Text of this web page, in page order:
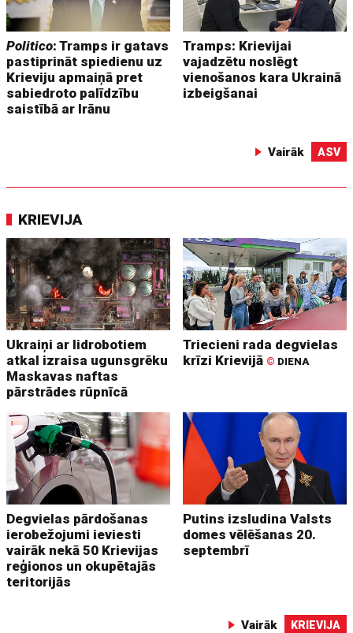
Politico: Tramps ir gatavs
pastiprināt spiedienu uz
Krieviju apmaiņā pret
sabiedroto palīdzību
saistībā ar Irānu
Tramps: Krievijai
vajadzētu noslēgt
vienošanos kara Ukrainā
izbeigšanai
Vairāk ASV
KRIEVIJA
Ukraiņi ar lidrobotiem
atkal izraisa ugunsgrēku
Maskavas naftas
pārstrādes rūpnīcā
Triecieni rada degvielas
krīzi Krievijā © DIENA
Degvielas pārdošanas
ierobežojumi ieviesti
vairāk nekā 50 Krievijas
reģionos un okupētajās
teritorijās
Putins izsludina Valsts
domes vēlēšanas 20.
septembrī
Vairāk KRIEVIJA